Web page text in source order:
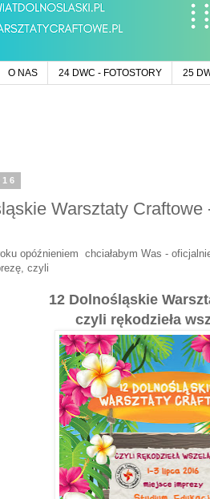
O NAS 24 DWC - FOTOSTORY 25
Warsztaty Craftowe
opóźnieniem chciałabym Was -
czyli
12 Dolnośląskie
czyli rękodzieła